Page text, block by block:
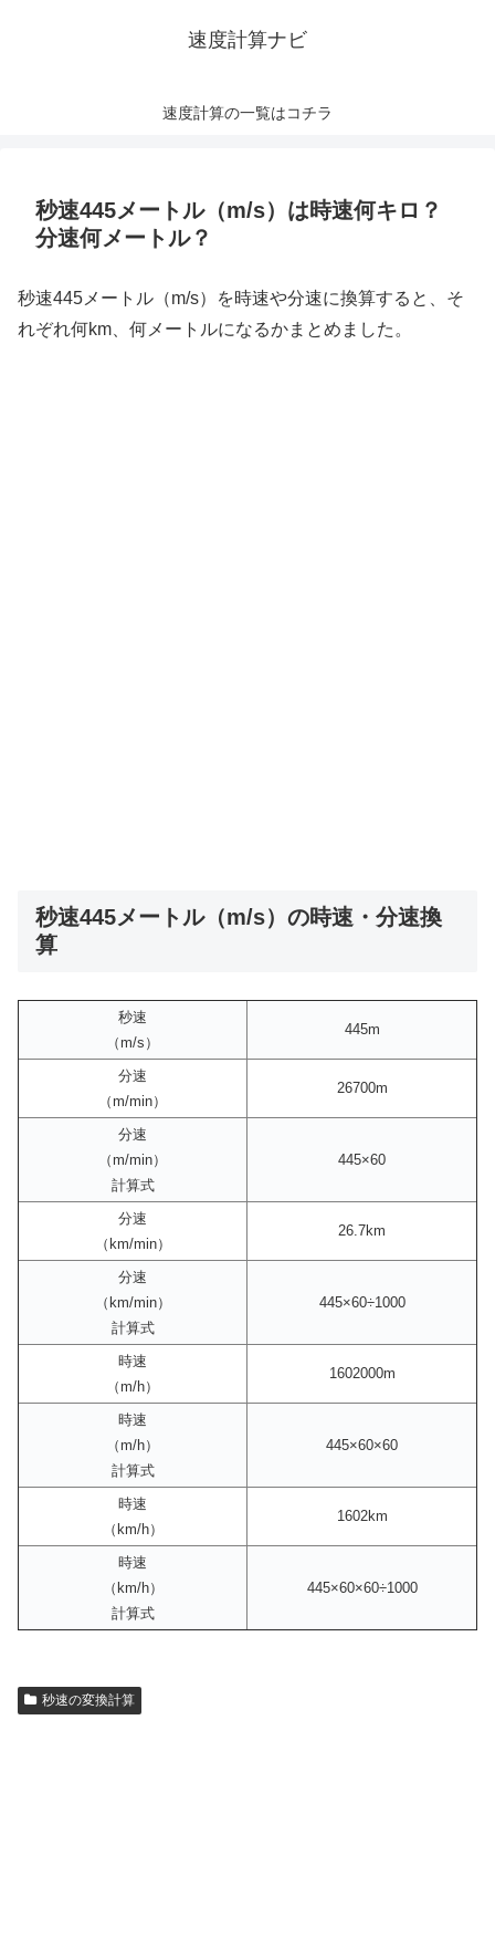
速度計算ナビ
速度計算の一覧はコチラ
秒速445メートル（m/s）は時速何キロ？
分速何メートル？
秒速445メートル（m/s）を時速や分速に換算すると、そ
れぞれ何km、何メートルになるかまとめました。
秒速445メートル（m/s）の時速・分速換
算
秒速
（m/s）
445m
分速
（m/min）
26700m
分速
（m/min）
計算式
445×60
分速
（km/min）
26.7km
分速
（km/min）
計算式
445×60÷1000
時速
（m/h）
1602000m
時速
（m/h）
計算式
445×60×60
時速
（km/h）
1602km
時速
（km/h）
計算式
445×60×60÷1000
秒速の変換計算